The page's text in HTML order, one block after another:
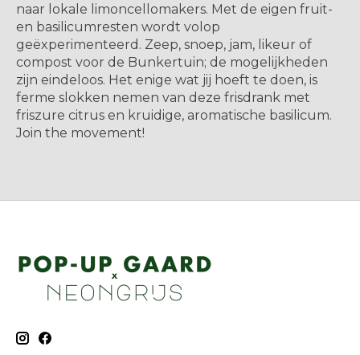
naar lokale limoncellomakers. Met de eigen fruit-
en basilicumresten wordt volop
geëxperimenteerd. Zeep, snoep, jam, likeur of
compost voor de Bunkertuin; de mogelijkheden
zijn eindeloos. Het enige wat jij hoeft te doen, is
ferme slokken nemen van deze frisdrank met
friszure citrus en kruidige, aromatische basilicum.
Join the movement!